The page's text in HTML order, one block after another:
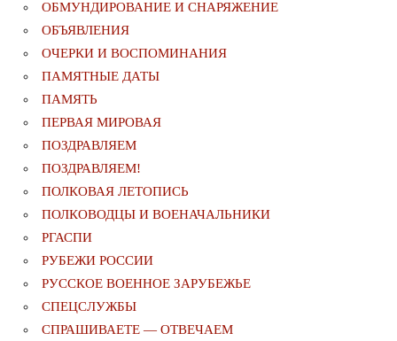
ОБМУНДИРОВАНИЕ И СНАРЯЖЕНИЕ
ОБЪЯВЛЕНИЯ
ОЧЕРКИ И ВОСПОМИНАНИЯ
ПАМЯТНЫЕ ДАТЫ
ПАМЯТЬ
ПЕРВАЯ МИРОВАЯ
ПОЗДРАВЛЯЕМ
ПОЗДРАВЛЯЕМ!
ПОЛКОВАЯ ЛЕТОПИСЬ
ПОЛКОВОДЦЫ И ВОЕНАЧАЛЬНИКИ
РГАСПИ
РУБЕЖИ РОССИИ
РУССКОЕ ВОЕННОЕ ЗАРУБЕЖЬЕ
СПЕЦСЛУЖБЫ
СПРАШИВАЕТЕ — ОТВЕЧАЕМ